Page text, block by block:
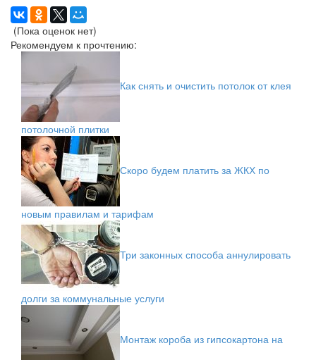
(Пока оценок нет)
Рекомендуем к прочтению:
Как снять и очистить потолок от клея
потолочной плитки
Скоро будем платить за ЖКХ по
новым правилам и тарифам
Три законных способа аннулировать
долги за коммунальные услуги
Монтаж короба из гипсокартона на